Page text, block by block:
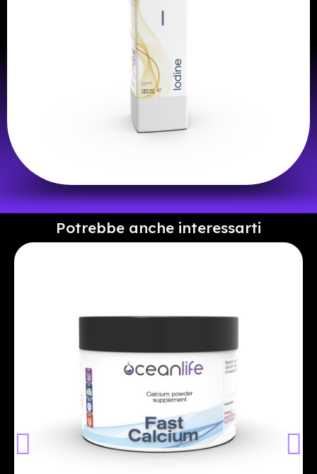
Potrebbe anche interessarti